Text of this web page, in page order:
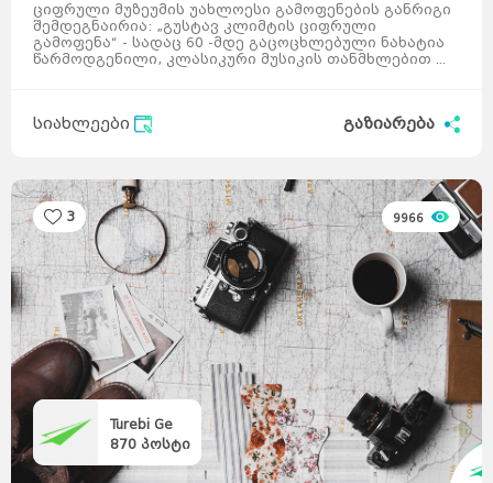
ციფრული მუზეუმის უახლოესი გამოფენების განრიგი
შემდეგნაირია: „გუსტავ კლიმტის ციფრული
გამოფენა“ - სადაც 60 -მდე გაცოცხლებული ნახატია
წარმოდგენილი, კლასიკური მუსიკის თანმხლებით ...
სიახლეები გაზიარება
Turebi Ge
870 პოსტი
3 9966